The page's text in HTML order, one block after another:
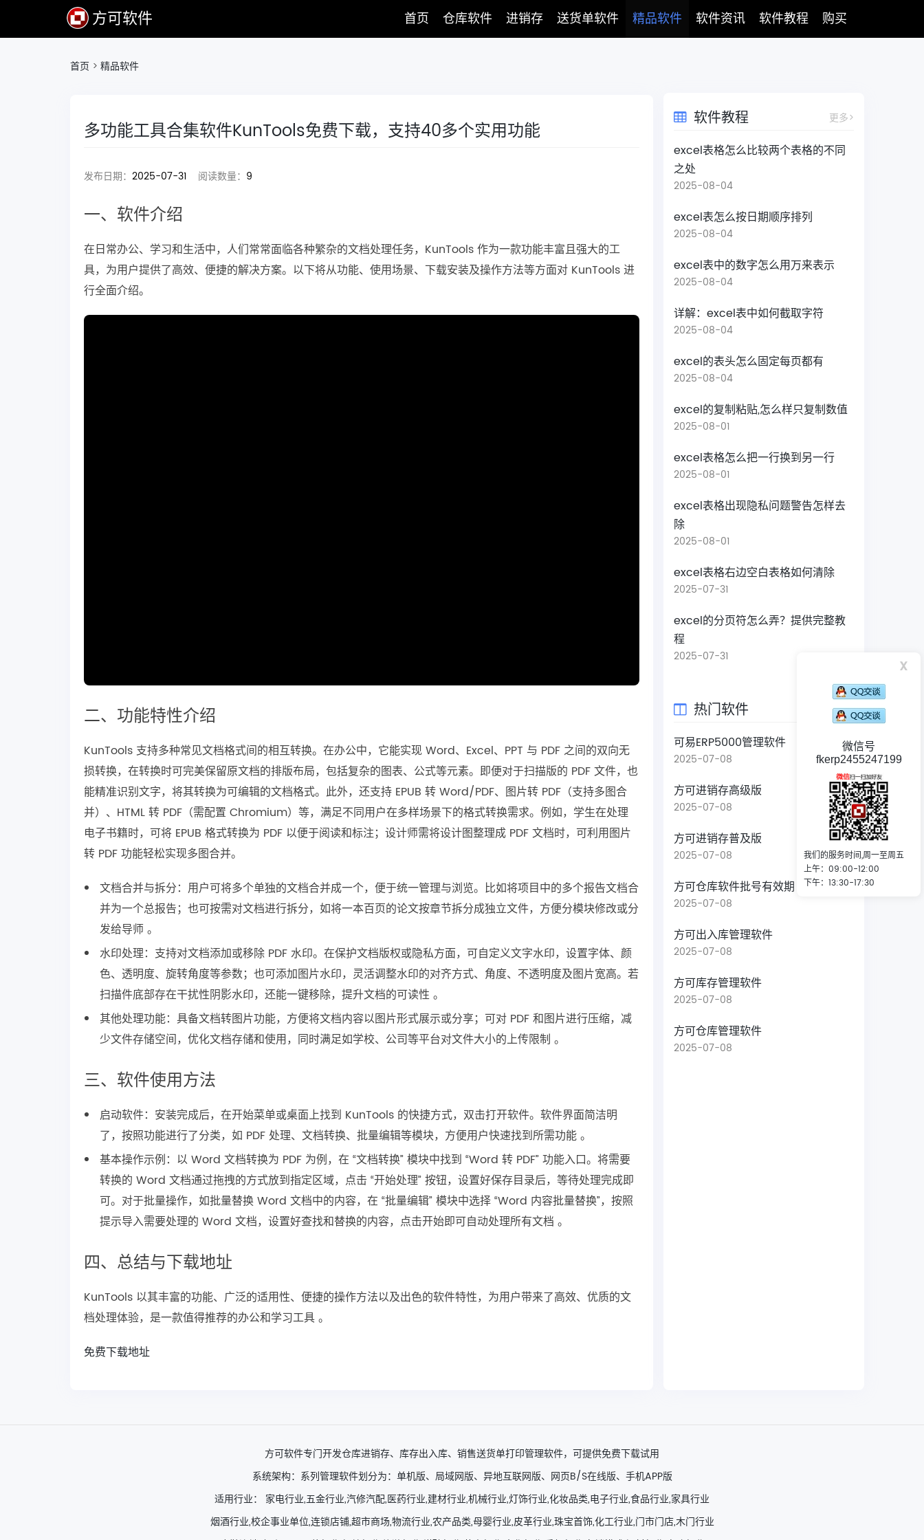
方可软件 首页 仓库软件 进销存 送货单软件 精品软件 软件资讯 软件教程 购买
首页 > 精品软件
多功能工具合集软件KunTools免费下载，支持40多个实用功能
发布日期： 2025-07-31 阅读数量： 9
一、软件介绍
在日常办公、学习和生活中，人们常常面临各种繁杂的文档处理任务，KunTools 作为一款功能丰富且强大的工
具，为用户提供了高效、便捷的解决方案。以下将从功能、使用场景、下载安装及操作方法等方面对 KunTools 进
行全面介绍。
二、功能特性介绍
KunTools 支持多种常见文档格式间的相互转换。在办公中，它能实现 Word、Excel、PPT 与 PDF 之间的双向无
损转换，在转换时可完美保留原文档的排版布局，包括复杂的图表、公式等元素。即便对于扫描版的 PDF 文件，也
能精准识别文字，将其转换为可编辑的文档格式。此外，还支持 EPUB 转 Word/PDF、图片转 PDF（支持多图合
并）、HTML 转 PDF（需配置 Chromium）等，满足不同用户在多样场景下的格式转换需求。例如，学生在处理
电子书籍时，可将 EPUB 格式转换为 PDF 以便于阅读和标注；设计师需将设计图整理成 PDF 文档时，可利用图片
转 PDF 功能轻松实现多图合并。
文档合并与拆分：用户可将多个单独的文档合并成一个，便于统一管理与浏览。比如将项目中的多个报告文档合
并为一个总报告；也可按需对文档进行拆分，如将一本百页的论文按章节拆分成独立文件，方便分模块修改或分
发给导师 。
水印处理：支持对文档添加或移除 PDF 水印。在保护文档版权或隐私方面，可自定义文字水印，设置字体、颜
色、透明度、旋转角度等参数；也可添加图片水印，灵活调整水印的对齐方式、角度、不透明度及图片宽高。若
扫描件底部存在干扰性阴影水印，还能一键移除，提升文档的可读性 。
其他处理功能：具备文档转图片功能，方便将文档内容以图片形式展示或分享；可对 PDF 和图片进行压缩，减
少文件存储空间，优化文档存储和使用，同时满足如学校、公司等平台对文件大小的上传限制 。
三、软件使用方法
启动软件：安装完成后，在开始菜单或桌面上找到 KunTools 的快捷方式，双击打开软件。软件界面简洁明
了，按照功能进行了分类，如 PDF 处理、文档转换、批量编辑等模块，方便用户快速找到所需功能 。
基本操作示例：以 Word 文档转换为 PDF 为例，在 “文档转换” 模块中找到 “Word 转 PDF” 功能入口。将需要
转换的 Word 文档通过拖拽的方式放到指定区域，点击 “开始处理” 按钮，设置好保存目录后，等待处理完成即
可。对于批量操作，如批量替换 Word 文档中的内容，在 “批量编辑” 模块中选择 “Word 内容批量替换”，按照
提示导入需要处理的 Word 文档，设置好查找和替换的内容，点击开始即可自动处理所有文档 。
四、总结与下载地址
KunTools 以其丰富的功能、广泛的适用性、便捷的操作方法以及出色的软件特性，为用户带来了高效、优质的文
档处理体验，是一款值得推荐的办公和学习工具 。
免费下载地址
软件教程 更多>
excel表格怎么比较两个表格的不同
之处
2025-08-04
excel表怎么按日期顺序排列
2025-08-04
excel表中的数字怎么用万来表示
2025-08-04
详解：excel表中如何截取字符
2025-08-04
excel的表头怎么固定每页都有
2025-08-04
excel的复制粘贴,怎么样只复制数值
2025-08-01
excel表格怎么把一行换到另一行
2025-08-01
excel表格出现隐私问题警告怎样去
除
2025-08-01
excel表格右边空白表格如何清除
2025-07-31
excel的分页符怎么弄？提供完整教
程
2025-07-31
热门软件
可易ERP5000管理软件
2025-07-08
方可进销存高级版
2025-07-08
方可进销存普及版
2025-07-08
方可仓库软件批号有效期
2025-07-08
方可出入库管理软件
2025-07-08
方可库存管理软件
2025-07-08
方可仓库管理软件
2025-07-08
方可软件专门开发仓库进销存、库存出入库、销售送货单打印管理软件，可提供免费下载试用
系统架构：系列管理软件划分为：单机版、局域网版、异地互联网版、网页B/S在线版、手机APP版
适用行业： 家电行业,五金行业,汽修汽配,医药行业,建材行业,机械行业,灯饰行业,化妆品类,电子行业,食品行业,家具行业
烟酒行业,校企事业单位,连锁店铺,超市商场,物流行业,农产品类,母婴行业,皮革行业,珠宝首饰,化工行业,门市门店,木门行业
x
微信号
fkerp2455247199
我们的服务时间,周一至周五
上午：09:00-12:00
下午：13:30-17:30